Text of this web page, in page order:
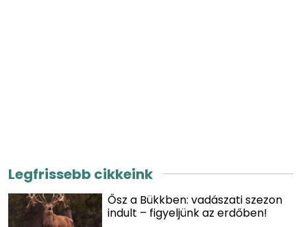
Legfrissebb cikkeink
Ősz a Bükkben: vadászati szezon
indult – figyeljünk az erdőben!